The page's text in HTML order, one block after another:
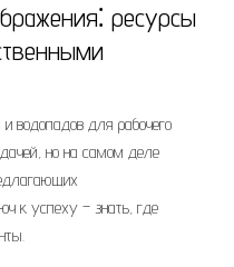
ресурсы
водопадов для рабочего
но на самом деле
к успеху – знать, где